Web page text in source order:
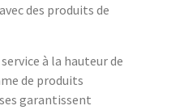
des produits de
à la hauteur de
de produits
garantissent